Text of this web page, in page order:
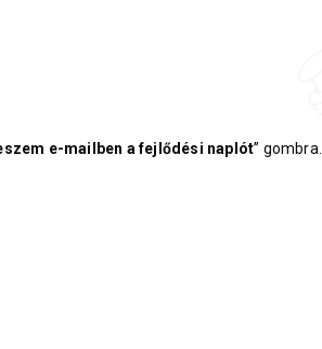
e-mailben a fejlődési naplót” gombra.